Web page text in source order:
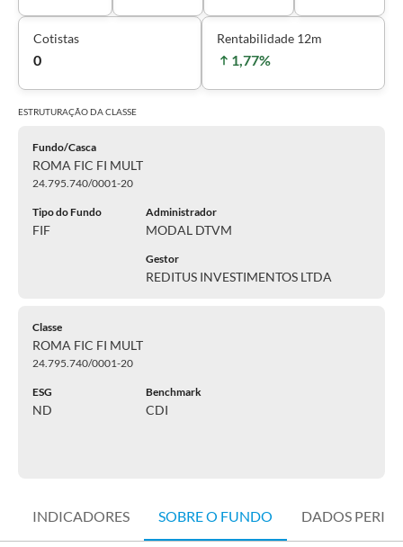
Cotistas
0
Rentabilidade 12m
1,77%
ESTRUTURAÇÃO DACLASSE
Fundo/Casca
ROMA FIC FI MULT
24.795.740/0001-20
Tipo do Fundo
FIF
Administrador
MODAL DTVM
Gestor
REDITUS INVESTIMENTOS LTDA
Classe
ROMA FIC FI MULT
24.795.740/0001-20
ESG
ND
Benchmark
CDI
INDICADORES SOBRE O FUNDO DADOS